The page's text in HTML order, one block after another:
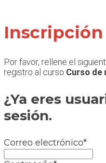
Por favor, rellene el
registro al curso Curso de
¿Ya eres
sesión.
Correo electrónico*